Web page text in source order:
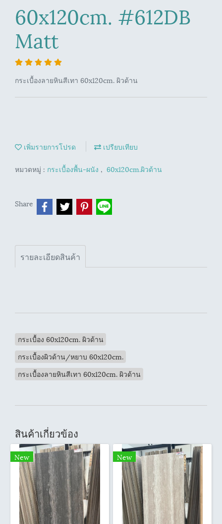
60x120cm. #612DB
Matt
กระเบื้องลายหินสีเทา 60x120cm. ผิวด้าน
เพิ่มรายการโปรด เปรียบเทียบ
หมวดหมู่ : กระเบื้องพื้น-ผนัง , 60x120cm.ผิวด้าน
Share
รายละเอียดสินค้า
กระเบื้อง 60x120cm. ผิวด้าน
กระเบื้องผิวด้าน/หยาบ 60x120cm.
กระเบื้องลายหินสีเทา 60x120cm. ผิวด้าน
สินค้าเกี่ยวข้อง
New New